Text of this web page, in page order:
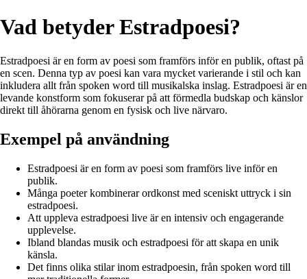
Vad betyder Estradpoesi?
Estradpoesi är en form av poesi som framförs inför en publik, oftast på
en scen. Denna typ av poesi kan vara mycket varierande i stil och kan
inkludera allt från spoken word till musikalska inslag. Estradpoesi är en
levande konstform som fokuserar på att förmedla budskap och känslor
direkt till åhörarna genom en fysisk och live närvaro.
Exempel på användning
Estradpoesi är en form av poesi som framförs live inför en
publik.
Många poeter kombinerar ordkonst med sceniskt uttryck i sin
estradpoesi.
Att uppleva estradpoesi live är en intensiv och engagerande
upplevelse.
Ibland blandas musik och estradpoesi för att skapa en unik
känsla.
Det finns olika stilar inom estradpoesin, från spoken word till